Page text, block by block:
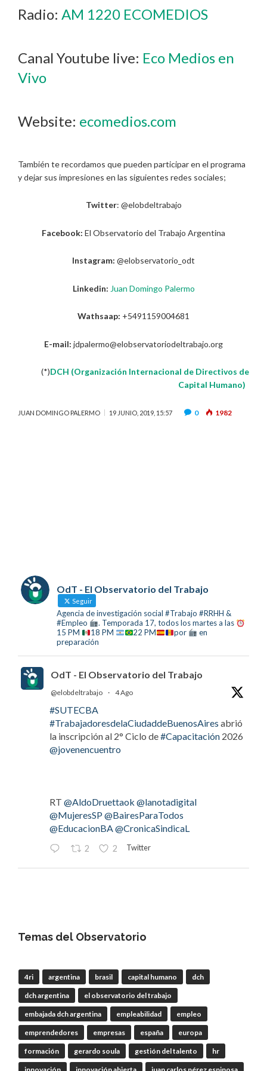
Radio: AM 1220 ECOMEDIOS
Canal Youtube live: Eco Medios en
Vivo
Website: ecomedios.com
También te recordamos que pueden participar en el programa
y dejar sus impresiones en las siguientes redes sociales;
Twitter: @elobdeltrabajo
Facebook: El Observatorio del Trabajo Argentina
Instagram: @elobservatorio_odt
Linkedin: Juan Domingo Palermo
Wathsaap: +5491159004681
E-mail: jdpalermo@elobservatoriodeltrabajo.org
(*)DCH (Organización Internacional de Directivos de
Capital Humano)
JUAN DOMINGO PALERMO 19 JUNIO, 2019, 15:57 0 1982
OdT - El Observatorio del Trabajo
Seguir
Agencia de investigación social #Trabajo #RRHH &
#Empleo
. Temporada 17, todos los martes a las
15 PM
18 PM 22 PM por
en
preparación
OdT - El Observatorio del Trabajo
@elobdeltrabajo · 4 Ago
#SUTECBA
#TrabajadoresdelaCiudaddeBuenosAires abrió
la inscripción al 2° Ciclo de#Capacitación 2026
@jovenencuentro
RT @AldoDruettaok @lanotadigital
@MujeresSP@BairesParaTodos
@EducacionBA@CronicaSindicaL
2 2 Twitter
Orgánica del#BCRA
RT@lanotadigital@La_Bancaria
@AldoDruettaok@misionesptodos
@SergioOPalazzo @BairesParaTodos
@uniglobalunion
2 Twitter
Temas del Observatorio
4ri argentina brasil capital humano dch
dch argentina el observatorio del trabajo
embajada dch argentina empleabilidad empleo
emprendedores empresas españa europa
formación gerardo soula gestión del talento hr